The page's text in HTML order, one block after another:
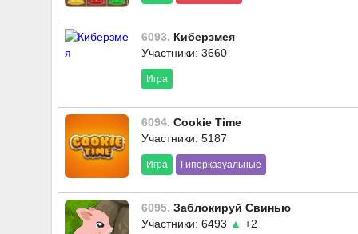
6093. Киберзмея
Участники: 3660
Игра
6094. Cookie Time
Участники: 5187
Игра Гиперказуальные
6095. Заблокируй Свинью
Участники: 6493 ▲ +2